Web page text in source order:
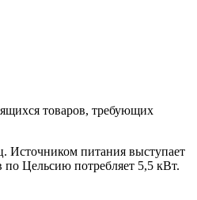
товаров, требующих
Источником питания выступает
Цельсию потребляет 5,5 кВт.